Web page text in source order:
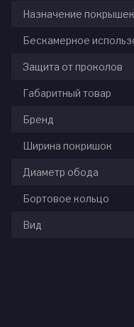
Назначение покрышек
Бескамерное
Защита от проколов
Габаритный товар
Бренд
Ширина покришок
Диаметр обода
Бортовое кольцо
Вид